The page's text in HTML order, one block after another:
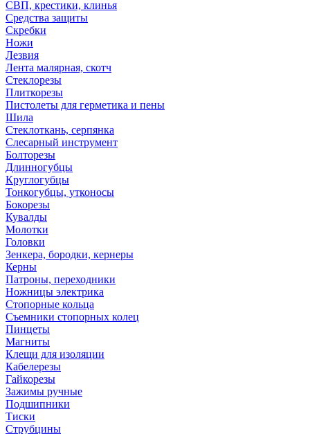
СВП, крестики, клинья
Средства защиты
Скребки
Ножи
Лезвия
Лента малярная, скотч
Стеклорезы
Плиткорезы
Пистолеты для герметика и пены
Шила
Стеклоткань, серпянка
Слесарный инструмент
Болторезы
Длинногубцы
Круглогубцы
Тонкогубцы, утконосы
Бокорезы
Кувалды
Молотки
Головки
Зенкера, бородки, кернеры
Керны
Патроны, переходники
Ножницы электрика
Стопорные кольца
Съемники стопорных колец
Пинцеты
Магниты
Клещи для изоляции
Кабелерезы
Гайкорезы
Зажимы ручные
Подшипники
Тиски
Струбцины